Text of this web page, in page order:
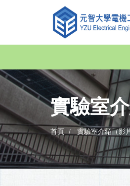
實驗室
首頁 實驗室介紹（影